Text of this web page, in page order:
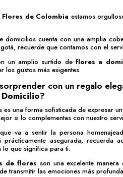
de Colombia estamos
domicilios cuenta con una amplia
recuerde que contamos con el
un amplio surtido de flores a
los gustos más exigentes.
con un regalo
?
es una forma sofisticada de expresar
si lo complementas con nuestro
va a sentir la persona
prácticamente asegurada, recuerda
lo que significa para ti.
de flores son una excelente
transmitir las emociones más